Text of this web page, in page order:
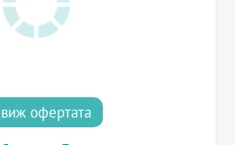
виж офертата